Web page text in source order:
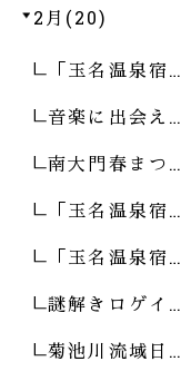
2月(20)
「玉名温泉宿…
音楽に出会え…
南大門春まつ…
「玉名温泉宿…
「玉名温泉宿…
謎解きロゲイ…
菊池川流域日…